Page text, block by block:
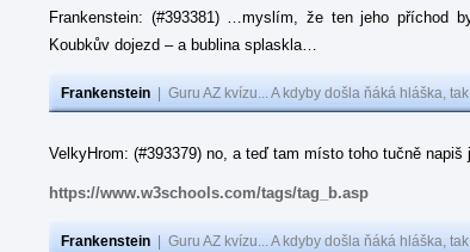
Frankenstein: (#393381) …myslím, že ten jeho příchod
Koubkův dojezd – a bublina splaskla…
Frankenstein Guru AZ kvízu... A kdyby došla ňáká hláška,
VelkyHrom: (#393379) no, a teď tam místo toho tučně napiš
https://www.w3schools.com/tags/tag_b.asp
Frankenstein Guru AZ kvízu... A kdyby došla ňáká hláška,